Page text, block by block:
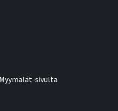
sivulta